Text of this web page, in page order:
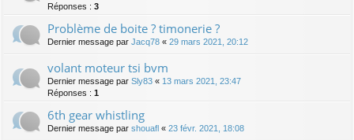
Réponses : 3
Problème de boite ? timonerie ?
Dernier message par Jacq78 « 29 mars 2021, 20:12
volant moteur tsi bvm
Dernier message par Sly83 « 13 mars 2021, 23:47
Réponses : 1
6th gear whistling
Dernier message par shouafl « 23 févr. 2021, 18:08